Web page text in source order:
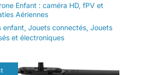
Enfant : caméra HD, fPV et
Aériennes
enfant, Jouets connectés, Jouets
et électroniques